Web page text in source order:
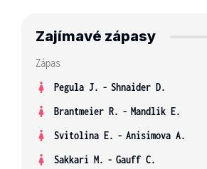
Zajímavé zápasy
Zápas
Pegula J. - Shnaider D.
Brantmeier R. - Mandlik E.
Svitolina E. - Anisimova A.
Sakkari M. - Gauff C.